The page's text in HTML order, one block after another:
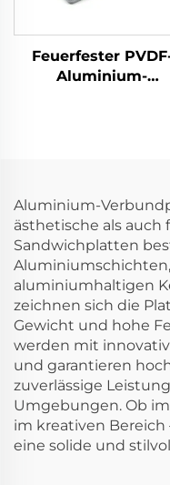
Feuerfester
Aluminium-
Aluminium-
ästhetische als
Sandwichplatten
aluminiumhaltigen
zeichnen sich die
Gewicht und hohe
werden mit
und garantieren
zuverlässige
Umgebungen. Ob
im kreativen
eine solide und